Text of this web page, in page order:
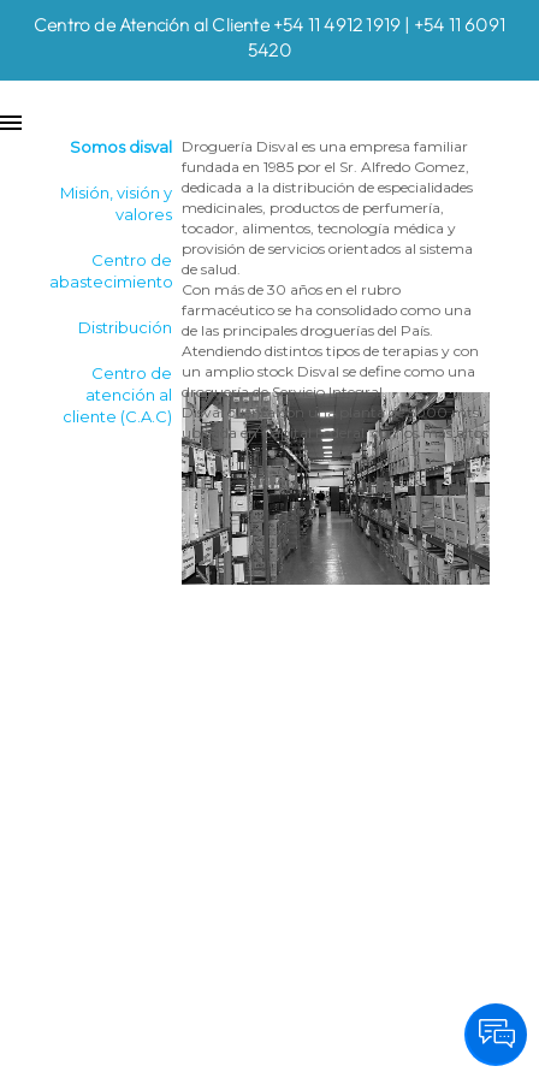
Centro de Atención al Cliente +54 11 4912 1919 | +54 11 6091
5420
Somos disval
Misión, visión y
valores
Centro de
abastecimiento
Distribución
Centro de
atención al
cliente (C.A.C)
Droguería Disval es una empresa familiar
fundada en 1985 por el Sr. Alfredo Gomez,
dedicada a la distribución de especialidades
medicinales, productos de perfumería,
tocador, alimentos, tecnología médica y
provisión de servicios orientados al sistema
de salud.
Con más de 30 años en el rubro
farmacéutico se ha consolidado como una
de las principales droguerías del País.
Atendiendo distintos tipos de terapias y con
un amplio stock Disval se define como una
droguería de Servicio Integral.
Disval cuenta con una planta de 5000 mts.,
ubicada en Capital Federal, con los más altos
estándares para el almacenamiento de
productos farmacéuticos, disponiendo de un
sistema robotizado de preparación de
pedidos. Su amplia flota propia de vehículos
propios le permite brindar un servicio de
eficiencia y calidad a sus clientes en Capital y
GBA, llegando además a todo el país en